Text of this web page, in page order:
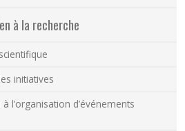
à la recherche
initiatives
l’organisation d’événements